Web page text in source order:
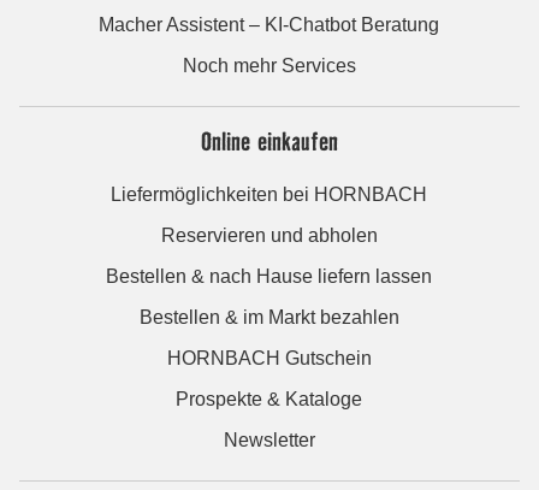
Macher Assistent – KI-Chatbot Beratung
Noch mehr Services
Online einkaufen
Liefermöglichkeiten bei HORNBACH
Reservieren und abholen
Bestellen & nach Hause liefern lassen
Bestellen & im Markt bezahlen
HORNBACH Gutschein
Prospekte & Kataloge
Newsletter